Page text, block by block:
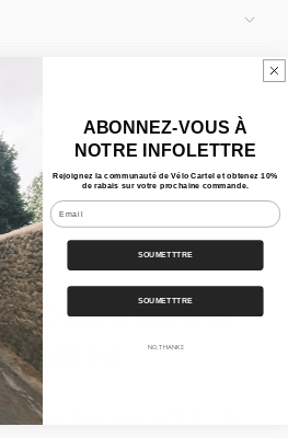
vous à notre
de nos nouveaux articles de
ABONNEZ-VOUS À
NOTRE INFOLETTRE
Rejoignez la communauté de Vélo Cartel et obtenez 10%
de rabais sur votre prochaine commande.
Email
SOUMETTTRE
SOUMETTTRE
NO, THANKS